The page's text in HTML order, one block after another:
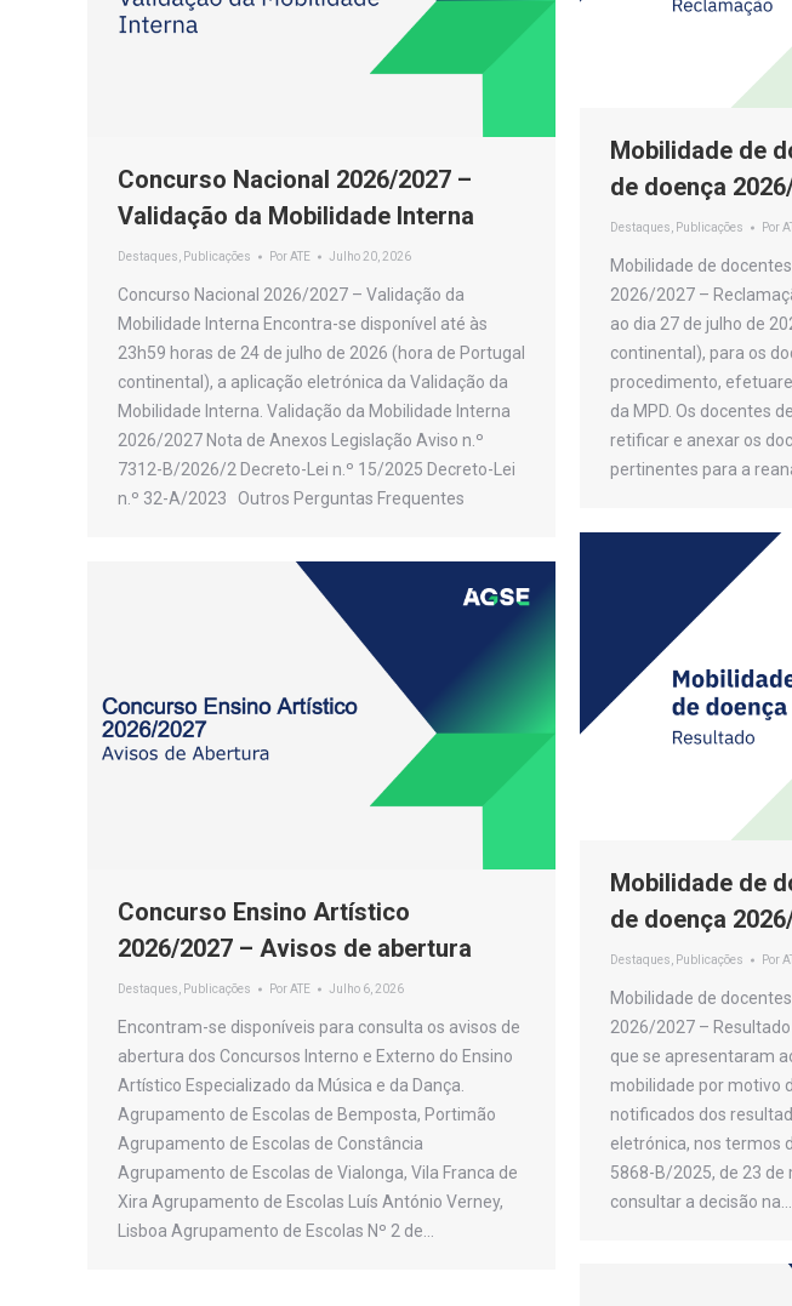
Mobilidade de
de doença
Destaques Publicações Por
Mobilidade de
2026/2027 –
ao dia 27 de julho de
continental), para os
procedimento,
da MPD. Os docentes
retificar e anexar os
pertinentes para a
Concurso Nacional 2026/2027 –
Validação da Mobilidade Interna
Destaques Publicações PorATE Julho 20, 2026
Concurso Nacional 2026/2027 – Validação da
Mobilidade Interna Encontra-se disponível até às
23h59 horas de 24 de julho de 2026 (hora de Portugal
continental), a aplicação eletrónica da Validação da
Mobilidade Interna. Validação da Mobilidade Interna
2026/2027 Nota de Anexos Legislação Aviso n.º
7312-B/2026/2 Decreto-Lei n.º 15/2025 Decreto-Lei
n.º 32-A/2023 Outros Perguntas Frequentes
Mobilidade de
de doença
Destaques Publicações Por
Mobilidade de
2026/2027 –
que se apresentaram
mobilidade por motivo
notificados dos
eletrónica, nos termos
5868-B/2025, de 23 de
consultar a decisão na…
Concurso Ensino Artístico
2026/2027 – Avisos de abertura
Destaques Publicações PorATE Julho 6, 2026
Encontram-se disponíveis para consulta os avisos de
abertura dos Concursos Interno e Externo do Ensino
Artístico Especializado da Música e da Dança.
Agrupamento de Escolas de Bemposta, Portimão
Agrupamento de Escolas de Constância
Agrupamento de Escolas de Vialonga, Vila Franca de
Xira Agrupamento de Escolas Luís António Verney,
Lisboa Agrupamento de Escolas Nº 2 de…